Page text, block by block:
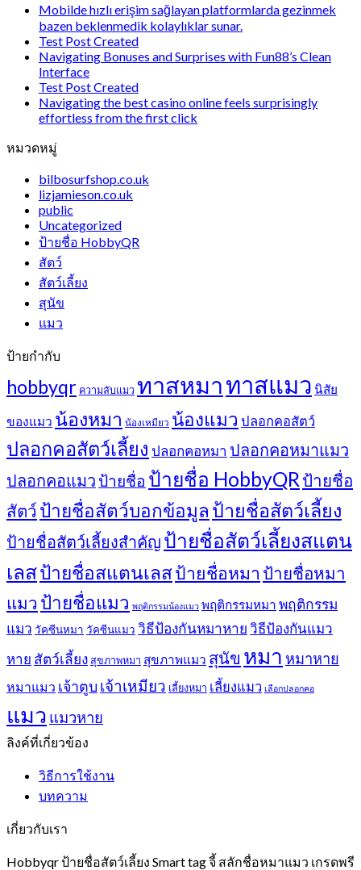
Mobilde hızlı erişim sağlayan platformlarda gezinmek
bazen beklenmedik kolaylıklar sunar.
Test Post Created
Navigating Bonuses and Surprises with Fun88’s Clean
Interface
Test Post Created
Navigating the best casino online feels surprisingly
effortless from the first click
หมวดหมู่
bilbosurfshop.co.uk
lizjamieson.co.uk
public
Uncategorized
ป้ายชื่อ HobbyQR
สัตว์
สัตว์เลี้ยง
สุนัข
แมว
ป้ายกำกับ
hobbyqr ความลับแมว ทาสหมาทาสแมว นิสัย
ของแมว น้องหมา น้องเหมียว น้องแมว ปลอกคอสัตว์
ปลอกคอสัตว์เลี้ยง ปลอกคอหมา ปลอกคอหมาแมว
ปลอกคอแมว ป้ายชื่อ ป้ายชื่อ HobbyQR ป้ายชื่อ
สัตว์ ป้ายชื่อสัตว์บอกข้อมูล ป้ายชื่อสัตว์เลี้ยง
ป้ายชื่อสัตว์เลี้ยงสำคัญ ป้ายชื่อสัตว์เลี้ยงสแตน
เลสป้ายชื่อสแตนเลสป้ายชื่อหมา ป้ายชื่อหมา
แมว ป้ายชื่อแมว พฤติกรรมน้องแมว พฤติกรรมหมา พฤติกรรม
แมว วัคซีนหมา วัคซีนแมว วิธีป้องกันหมาหายวิธีป้องกันแมว
หาย สัตว์เลี้ยง สุขภาพหมา สุขภาพแมว สุนัข หมา หมาหาย
หมาแมว เจ้าตูบ เจ้าเหมียว เลี้ยงหมา เลี้ยงแมว เลือกปลอกคอ
แมว แมวหาย
ลิงค์ที่เกี่ยวข้อง
วิธีการใช้งาน
บทความ
เกี่ยวกับเรา
Hobbyqr ป้ายชื่อสัตว์เลี้ยง Smart tag จี้ สลักชื่อหมาแมว เกรดพรี